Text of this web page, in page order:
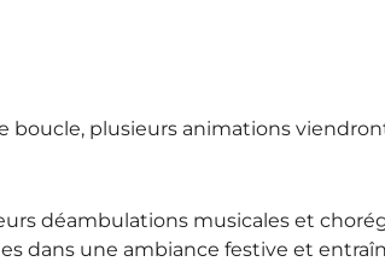
boucle, plusieurs animations
déambulations musicales et
dans une ambiance festive et